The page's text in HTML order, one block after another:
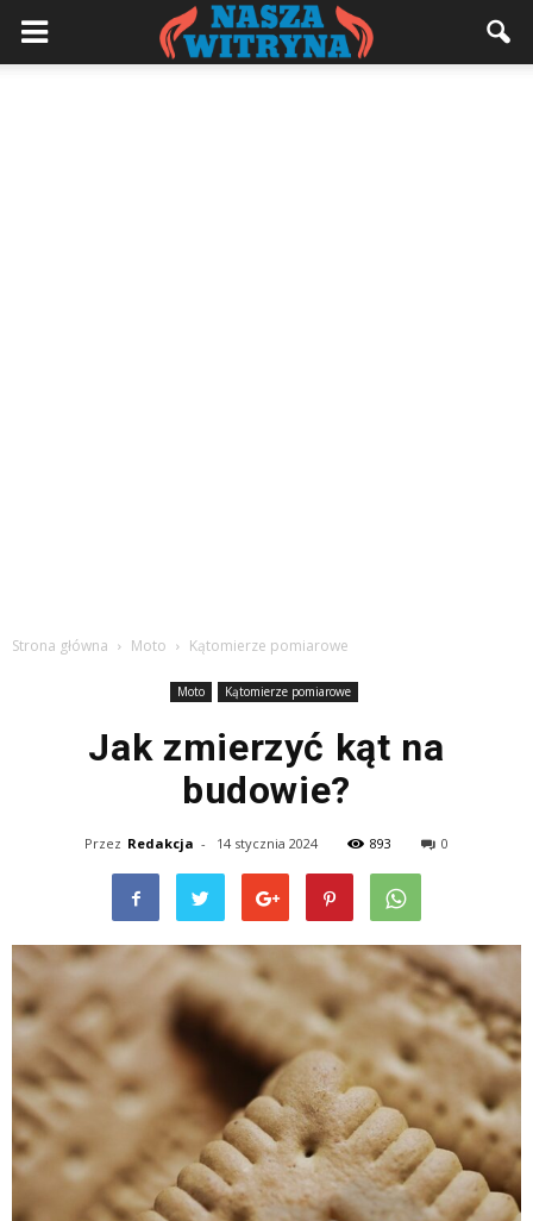
Strona główna Moto Kątomierze pomiarowe
Moto Kątomierze pomiarowe
Jak zmierzyć kąt na
budowie?
Przez Redakcja - 14 stycznia 2024 893 0